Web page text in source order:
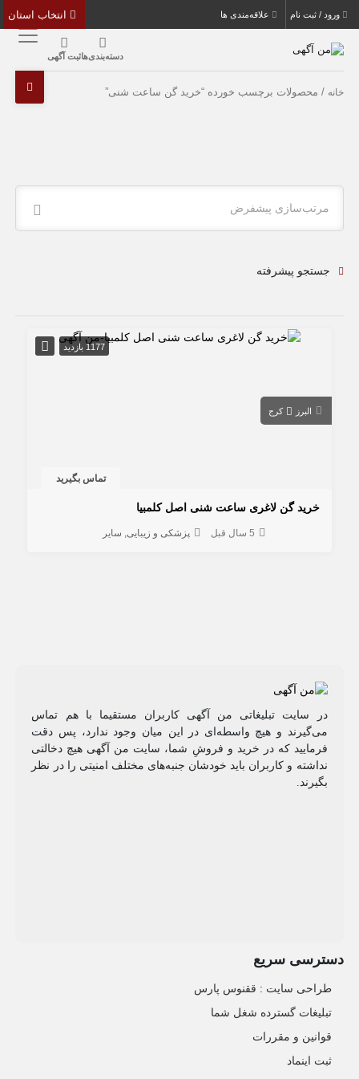
ورود / ثبت نام علاقه‌مندی ها
دسته‌بندی‌هاثبت آگهی
خانه / محصولات برچسب خورده “خرید گن ساعت شنی”
مرتب‌سازی پیشفرض
جستجو پیشرفته
1177 بازدید
البرز کرج
تماس بگیرید
خرید گن لاغری ساعت شنی اصل کلمبیا
5 سال قبل پزشکی و زیبایی سایر
در سایت تبلیغاتی من آگهی کاربران مستقیما با هم تماس
می‌گیرند و هیچ واسطه‌ای در این میان وجود ندارد، پس دقت
فرمایید که در خرید و فروشِ شما، سایت من آگهی هیچ دخالتی
نداشته و کاربران باید خودشان جنبه‌های مختلف امنیتی را در نظر
بگیرند.
دسترسی سریع
طراحی سایت :‌ ققنوس پارس
تبلیغات گسترده شغل شما
قوانین و مقررات
ثبت اینماد